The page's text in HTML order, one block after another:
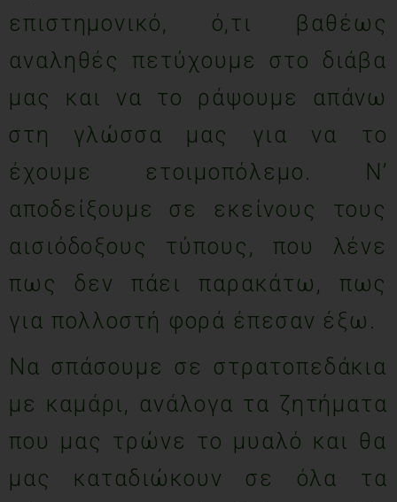
επιστημονικό, ό,τι βαθέως
αναληθές πετύχουμε στο διάβα
μας και να το ράψουμε απάνω
στη γλώσσα μας για να το
έχουμε ετοιμοπόλεμο. Ν’
αποδείξουμε σε εκείνους τους
αισιόδοξους τύπους, που λένε
πως δεν πάει παρακάτω, πως
για πολλοστή φορά έπεσαν έξω.
Να σπάσουμε σε στρατοπεδάκια
με καμάρι, ανάλογα τα ζητήματα
που μας τρώνε το μυαλό και θα
μας καταδιώκουν σε όλα τα